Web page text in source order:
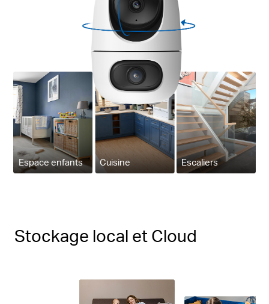
Espace enfants Cuisine Escaliers
Stockage local et Cloud